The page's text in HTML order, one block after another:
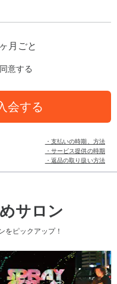
月ごと
意する
会する
・支払いの時期、方法
・サービス提供の時期
・返品の取り扱い方法
サロン
をピックアップ！